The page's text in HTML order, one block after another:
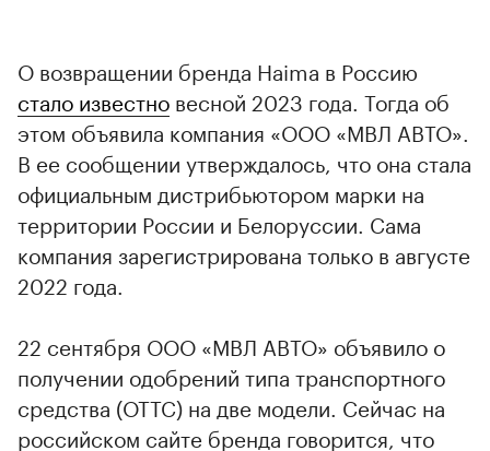
О возвращении бренда Haima в Россию
стало известно весной 2023 года. Тогда об
этом объявила компания «ООО «МВЛ АВТО».
В ее сообщении утверждалось, что она стала
официальным дистрибьютором марки на
территории России и Белоруссии. Сама
компания зарегистрирована только в августе
2022 года.
22 сентября ООО «МВЛ АВТО» объявило о
получении одобрений типа транспортного
средства (ОТТС) на две модели. Сейчас на
российском сайте бренда говорится, что